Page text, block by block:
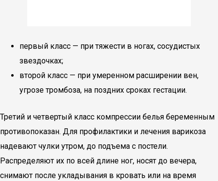
первый класс — при тяжести в ногах, сосудистых
звездочках;
второй класс — при умеренном расширении вен,
угрозе тромбоза, на поздних сроках гестации.
Третий и четвертый класс компрессии белья беременным
противопоказан. Для профилактики и лечения варикоза
надевают чулки утром, до подъема с постели.
Распределяют их по всей длине ног, носят до вечера,
снимают после укладывания в кровать или на время